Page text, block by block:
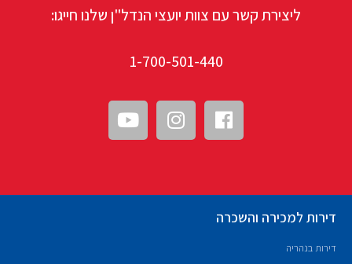
ליצירת קשר עם צוות יועצי הנדל"ן שלנו חייגו:
1-700-501-440
דירות למכירה והשכרה
דירות בנהריה